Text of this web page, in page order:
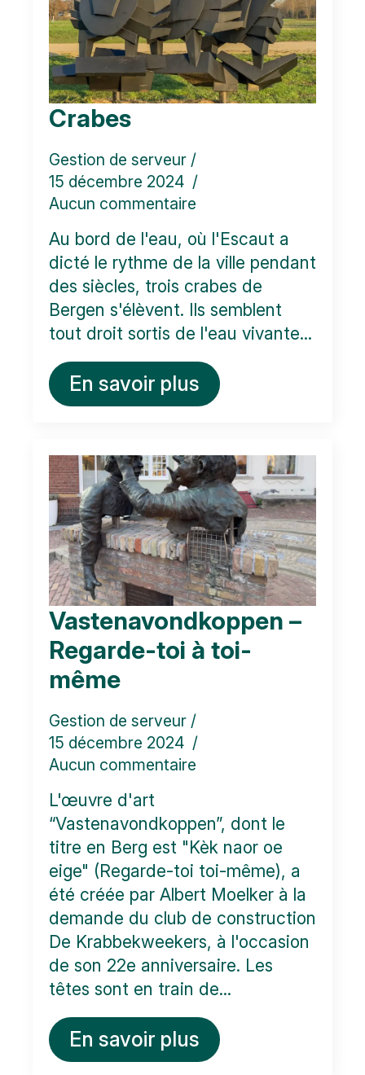
Crabes
Gestion de serveur
15 décembre 2024
Aucun commentaire
Au bord de l'eau, où l'Escaut a
dicté le rythme de la ville pendant
des siècles, trois crabes de
Bergen s'élèvent. Ils semblent
tout droit sortis de l'eau vivante...
En savoir plus
Vastenavondkoppen –
Regarde-toi à toi-
même
Gestion de serveur
15 décembre 2024
Aucun commentaire
L'œuvre d'art
“Vastenavondkoppen”, dont le
titre en Berg est "Kèk naor oe
eige" (Regarde-toi toi-même), a
été créée par Albert Moelker à la
demande du club de construction
De Krabbekweekers, à l'occasion
de son 22e anniversaire. Les
têtes sont en train de...
En savoir plus